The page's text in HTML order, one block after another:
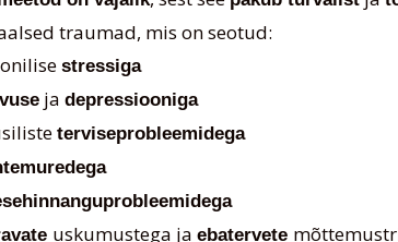
traumad, mis on seotud:
stressiga
ja depressiooniga
terviseprobleemidega
uskumustega ja ebatervete